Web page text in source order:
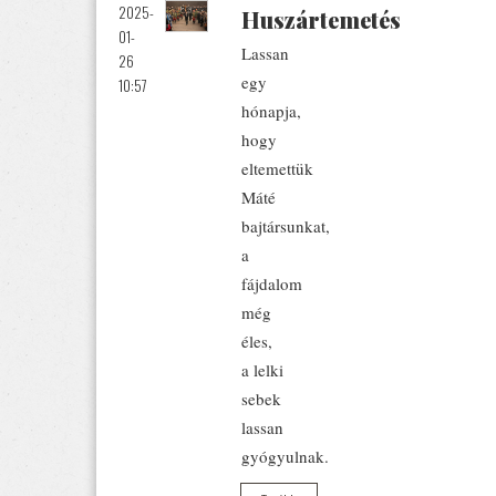
2025-
01-
26
10:57
Huszártemetés
Lassan
egy
hónapja,
hogy
eltemettük
Máté
bajtársunkat,
a
fájdalom
még
éles,
a lelki
sebek
lassan
gyógyulnak.